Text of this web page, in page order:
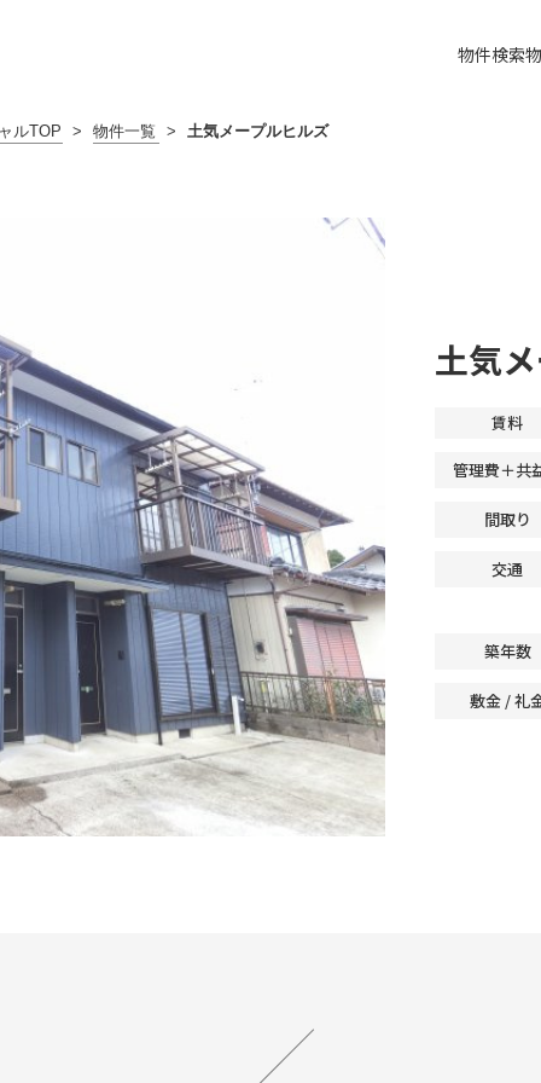
物件検索
ルTOP > 物件一覧 > 土気メープルヒルズ
土気
賃料
管理費＋共
間取り
交通
築年数
敷金 / 礼